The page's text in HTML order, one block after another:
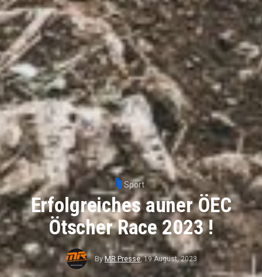
Sport
Erfolgreiches auner ÖEC
Ötscher Race 2023 !
ByMR Presse,19 August, 2023